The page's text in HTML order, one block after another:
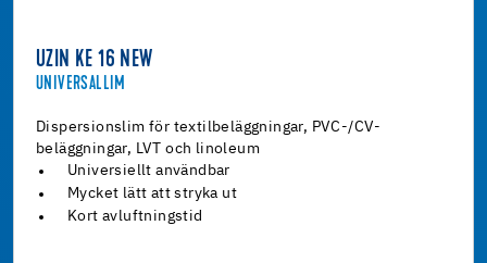
UZIN KE 16 NEW
UNIVERSALLIM
Dispersionslim för textilbeläggningar, PVC-/CV-
beläggningar, LVT och linoleum
Universiellt användbar
Mycket lätt att stryka ut
Kort avluftningstid